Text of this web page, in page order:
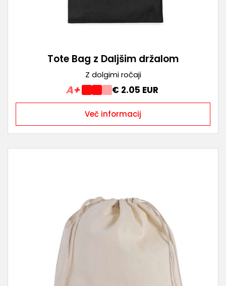
Tote Bag z Daljšim držalom
Z dolgimi ročaji
A+ € 2.05 EUR
Več informacij